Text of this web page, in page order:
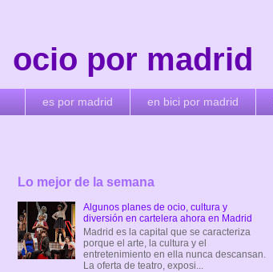
ocio por madrid
es por madrid en bici por madrid
Lo mejor de la semana
Algunos planes de ocio, cultura y
diversión en cartelera ahora en Madrid
Madrid es la capital que se caracteriza
porque el arte, la cultura y el
entretenimiento en ella nunca descansan.
La oferta de teatro, exposi...